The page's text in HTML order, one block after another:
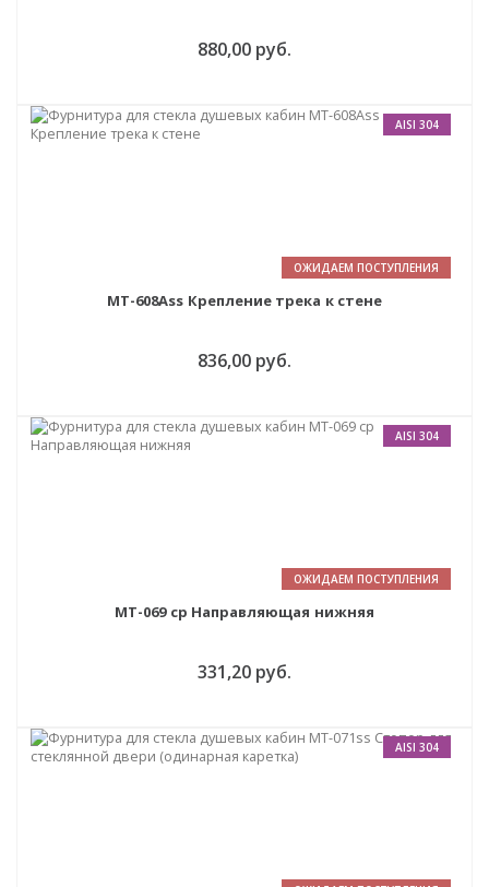
880,00 руб.
ОЖИДАЕМ ПОСТУПЛЕНИЯ
AISI 304
MT-608Ass Крепление трека к стене
836,00 руб.
ОЖИДАЕМ ПОСТУПЛЕНИЯ
AISI 304
MT-069 cp Направляющая нижняя
331,20 руб.
AISI 304